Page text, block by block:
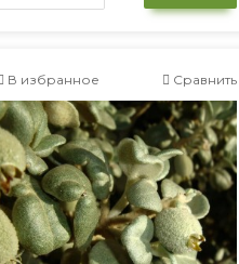
В избранное Сравнить